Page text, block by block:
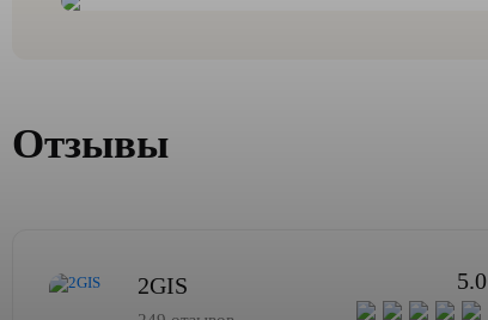
Отзывы
2GIS 5.0